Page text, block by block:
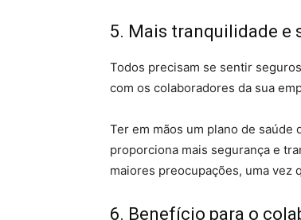
5. Mais tranquilidade e
Todos precisam se sentir
com os colaboradores da sua
Ter em mãos um plano de
proporciona mais segurança e
maiores preocupações, uma vez
6. Benefício para o